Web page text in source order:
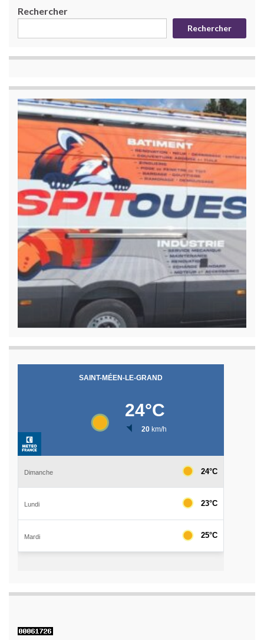
Rechercher
Rechercher